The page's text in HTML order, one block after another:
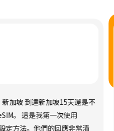
加坡 到達新加坡15天還是不
。 這是我第一次使用
定方法。他們的回應非常清